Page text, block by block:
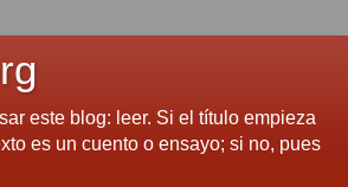
este blog: leer. Si el título empieza
es un cuento o ensayo; si no, pues